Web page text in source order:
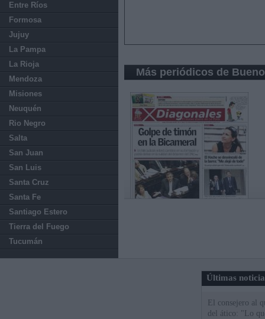
Entre Ríos
Formosa
Jujuy
La Pampa
La Rioja
Mendoza
Misiones
Neuquén
Rio Negro
Salta
San Juan
San Luis
Santa Cruz
Santa Fe
Santiago Estero
Tierra del Fuego
Tucumán
Más periódicos de
Últimas
El consejero al
del ático: "Lo